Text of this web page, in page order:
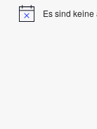
HinweisEs sind